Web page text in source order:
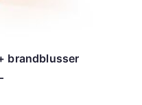
brandblusser